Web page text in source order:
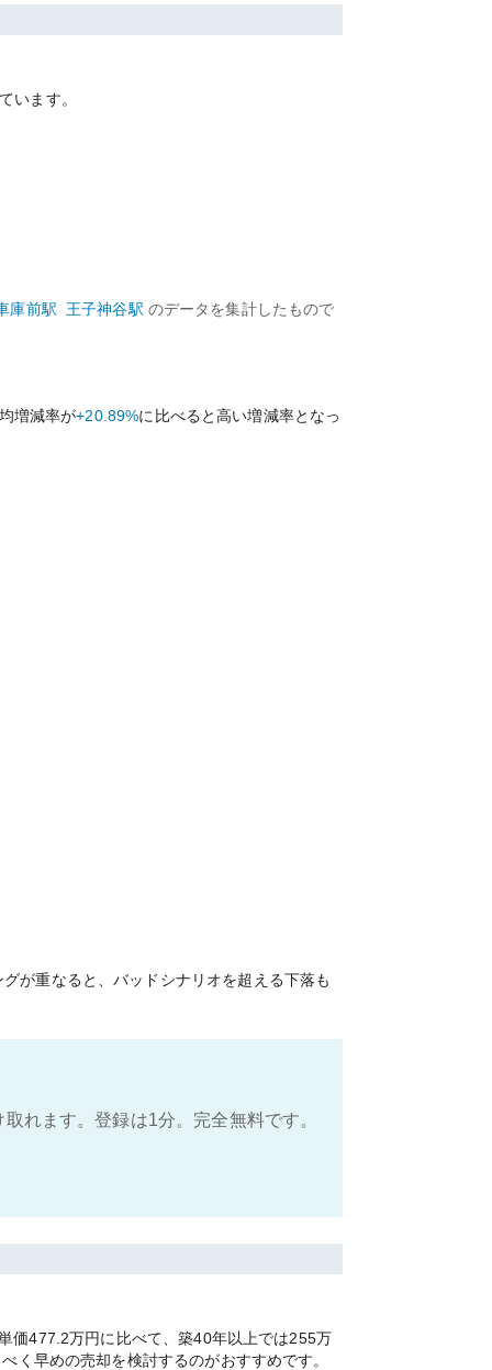
います。
庫前駅 王子神谷駅 のデータを集計したもので
増減率が+20.89%に比べると高い増減率となっ
が重なると、バッドシナリオを超える下落も
れます。登録は1分。完全無料です。
価477.2万円に比べて、築40年以上では255万
く早めの売却を検討するのがおすすめです。